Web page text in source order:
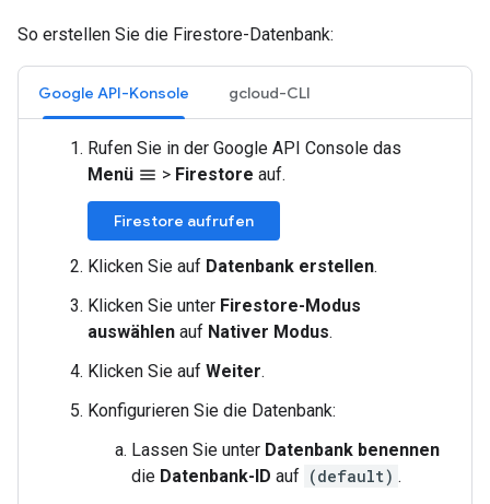
So erstellen Sie die Firestore-Datenbank:
Google API-Konsole gcloud-CLI
Rufen Sie in der Google API Console das
Menü menu > Firestore auf.
Firestore aufrufen
Klicken Sie auf Datenbank erstellen.
Klicken Sie unter Firestore-Modus
auswählen auf Nativer Modus.
Klicken Sie auf Weiter.
Konfigurieren Sie die Datenbank:
Lassen Sie unter Datenbank benennen
die Datenbank-ID auf (default) .